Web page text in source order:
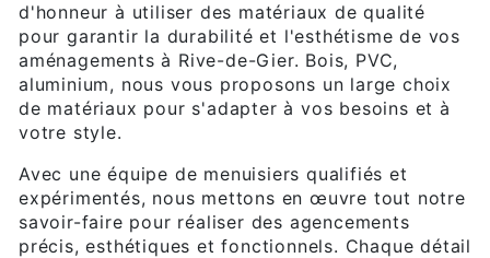
d'honneur à utiliser des matériaux de qualité
pour garantir la durabilité et l'esthétisme de vos
aménagements à Rive-de-Gier. Bois, PVC,
aluminium, nous vous proposons un large choix
de matériaux pour s'adapter à vos besoins et à
votre style.
Avec une équipe de menuisiers qualifiés et
expérimentés, nous mettons en œuvre tout notre
savoir-faire pour réaliser des agencements
précis, esthétiques et fonctionnels. Chaque détail